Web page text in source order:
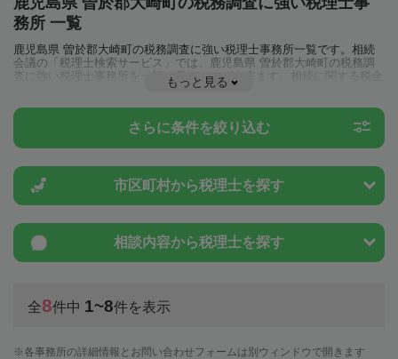
務所 一覧
鹿児島県 曽於郡大崎町の税務調査に強い税理士事務所一覧です。相続
会議の「税理士検索サービス」では、鹿児島県 曽於郡大崎町の税務調
査に強い税理士事務所を一覧で見ることが出来ます。相続に関する税金
や特例制度のことは一度近隣の税理士に相談してみましょう。
もっと見る
さらに条件を絞り込む
市区町村から税理士を探す
相談内容から税理士を探す
全8件中 1~8件を表示
各事務所の詳細情報とお問い合わせフォームは別ウィンドウで開きます